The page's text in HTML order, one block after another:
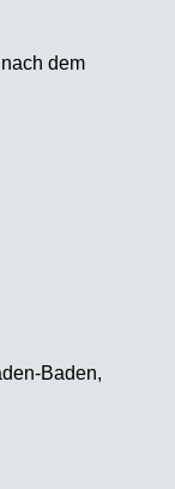
dem
Baden,